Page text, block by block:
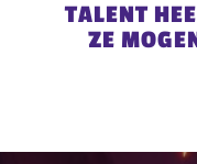
TALENT
ZE